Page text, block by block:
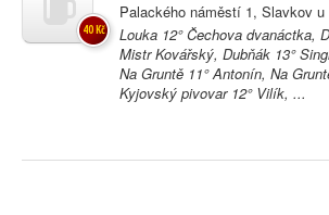
Palackého náměstí 1, Slavkov u
Louka 12° Čechova dvanáctka,
Mistr Kovářský, Dubňák 13°
Na Gruntě 11° Antonín, Na
Kyjovský pivovar 12° Vilík, ...
40 Kč